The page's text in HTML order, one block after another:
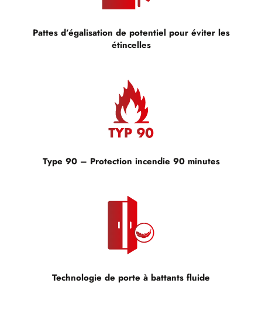
Pattes d’égalisation de potentiel pour éviter les
étincelles
Type 90 – Protection incendie 90 minutes
Technologie de porte à battants fluide